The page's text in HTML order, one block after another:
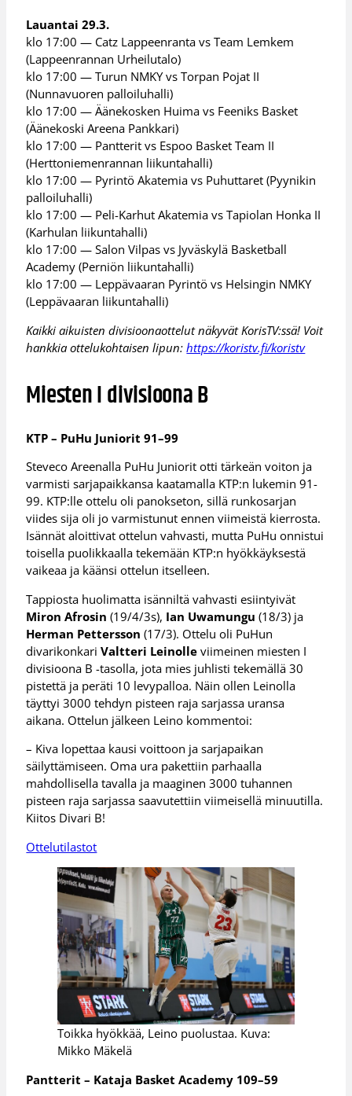
Lauantai 29.3.
klo 17:00 — Catz Lappeenranta vs Team Lemkem
(Lappeenrannan Urheilutalo)
klo 17:00 — Turun NMKY vs Torpan Pojat II
(Nunnavuoren palloiluhalli)
klo 17:00 — Äänekosken Huima vs Feeniks Basket
(Äänekoski Areena Pankkari)
klo 17:00 — Pantterit vs Espoo Basket Team II
(Herttoniemenrannan liikuntahalli)
klo 17:00 — Pyrintö Akatemia vs Puhuttaret (Pyynikin
palloiluhalli)
klo 17:00 — Peli-Karhut Akatemia vs Tapiolan Honka II
(Karhulan liikuntahalli)
klo 17:00 — Salon Vilpas vs Jyväskylä Basketball
Academy (Perniön liikuntahalli)
klo 17:00 — Leppävaaran Pyrintö vs Helsingin NMKY
(Leppävaaran liikuntahalli)
Kaikki aikuisten divisioonaottelut näkyvät KorisTV:ssä! Voit
hankkia ottelukohtaisen lipun:https://koristv.fi/koristv
Miesten I divisioona B
KTP – PuHu Juniorit 91–99
Steveco Areenalla PuHu Juniorit otti tärkeän voiton ja
varmisti sarjapaikkansa kaatamalla KTP:n lukemin 91-
99. KTP:lle ottelu oli panokseton, sillä runkosarjan
viides sija oli jo varmistunut ennen viimeistä kierrosta.
Isännät aloittivat ottelun vahvasti, mutta PuHu onnistui
toisella puolikkaalla tekemään KTP:n hyökkäyksestä
vaikeaa ja käänsi ottelun itselleen.
Tappiosta huolimatta isänniltä vahvasti esiintyivät
Miron Afrosin(19/4/3s), Ian Uwamungu(18/3) ja
Herman Pettersson(17/3). Ottelu oli PuHun
divarikonkariValtteri Leinolleviimeinen miesten I
divisioona B -tasolla, jota mies juhlisti tekemällä 30
pistettä ja peräti 10 levypalloa. Näin ollen Leinolla
täyttyi 3000 tehdyn pisteen raja sarjassa uransa
aikana. Ottelun jälkeen Leino kommentoi:
– Kiva lopettaa kausi voittoon ja sarjapaikan
säilyttämiseen. Oma ura pakettiin parhaalla
mahdollisella tavalla ja maaginen 3000 tuhannen
pisteen raja sarjassa saavutettiin viimeisellä minuutilla.
Kiitos Divari B!
Ottelutilastot
Toikka hyökkää, Leino puolustaa. Kuva:
Mikko Mäkelä
Pantterit – Kataja Basket Academy 109–59